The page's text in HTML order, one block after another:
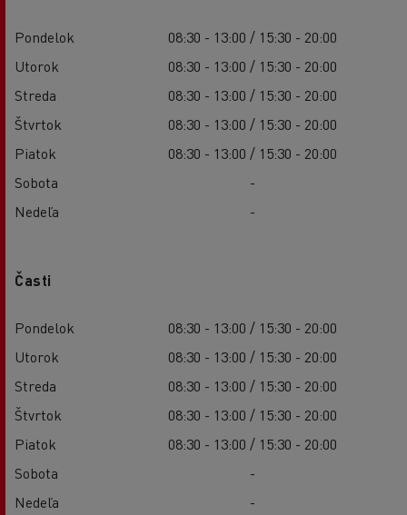
Pondelok
08:30 - 13:00 / 15:30 - 20:00
Utorok
08:30 - 13:00 / 15:30 - 20:00
Streda
08:30 - 13:00 / 15:30 - 20:00
Štvrtok
08:30 - 13:00 / 15:30 - 20:00
Piatok
08:30 - 13:00 / 15:30 - 20:00
Sobota
-
Nedeľa
-
Časti
Pondelok
08:30 - 13:00 / 15:30 - 20:00
Utorok
08:30 - 13:00 / 15:30 - 20:00
Streda
08:30 - 13:00 / 15:30 - 20:00
Štvrtok
08:30 - 13:00 / 15:30 - 20:00
Piatok
08:30 - 13:00 / 15:30 - 20:00
Sobota
-
Nedeľa
-